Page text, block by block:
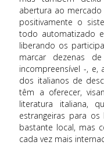
abertura ao
positivamente o
todo automatizado
liberando os
marcar dezenas
incompreensível -, e,
dos italianos de
têm a oferecer,
literatura italiana,
estrangeiras para
bastante local, mas
cada vez mais